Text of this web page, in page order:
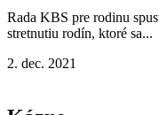
Rada KBS pre rodinu
stretnutiu rodín, ktoré sa...
2. dec. 2021